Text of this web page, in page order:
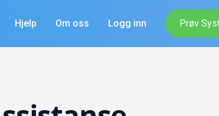
Hjelp Om oss Logg inn Prøv